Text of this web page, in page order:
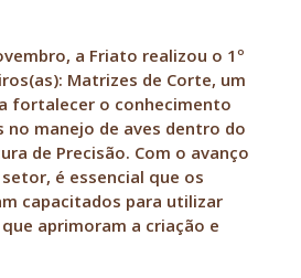
a Friato realizou o 1º
Matrizes de Corte, um
fortalecer o conhecimento
no manejo de aves dentro do
de Precisão. Com o avanço
é essencial que os
capacitados para utilizar
aprimoram a criação e